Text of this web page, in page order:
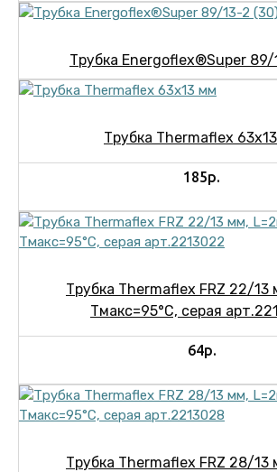
Трубка Energoflex®Super 89/
Трубка Thermaflex
185р.
Трубка Thermaflex FRZ 22/13
Тмакс=95°C, серая
64р.
Трубка Thermaflex FRZ 28/13